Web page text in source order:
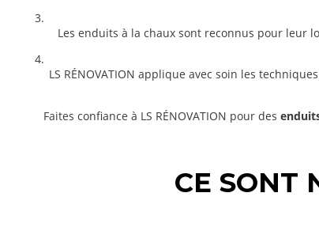
Les enduits à la chaux sont reconnus pour leur
LS RÉNOVATION applique avec soin les
Faites confiance à LS RÉNOVATION pour des
CE SONT